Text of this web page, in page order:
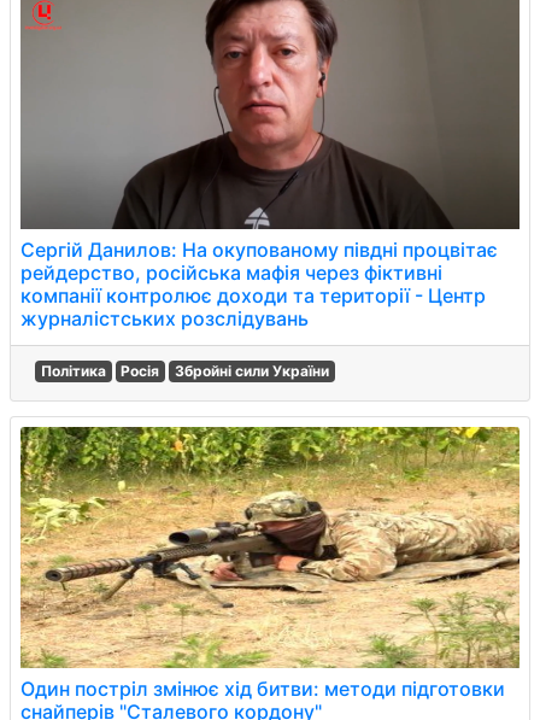
Сергій Данилов: На окупованому півдні процвітає
рейдерство, російська мафія через фіктивні
компанії контролює доходи та території - Центр
журналістських розслідувань
Політика Росія Збройні сили України
Один постріл змінює хід битви: методи підготовки
снайперів "Сталевого кордону"